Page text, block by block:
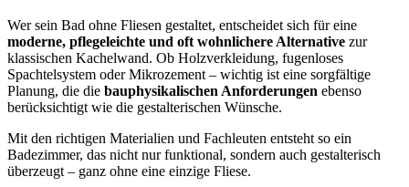
Wer sein Bad ohne Fliesen gestaltet, entscheidet sich für eine
moderne, pflegeleichte und oft wohnlichere Alternative zur
klassischen Kachelwand. Ob Holzverkleidung, fugenloses
Spachtelsystem oder Mikrozement – wichtig ist eine sorgfältige
Planung, die die bauphysikalischen Anforderungen ebenso
berücksichtigt wie die gestalterischen Wünsche.
Mit den richtigen Materialien und Fachleuten entsteht so ein
Badezimmer, das nicht nur funktional, sondern auch gestalterisch
überzeugt – ganz ohne eine einzige Fliese.